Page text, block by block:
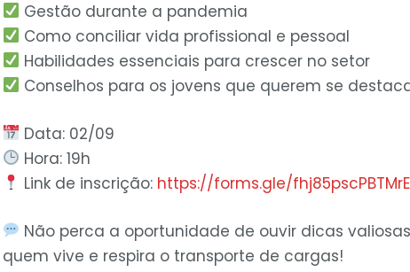
Gestão durante a pandemia
Como conciliar vida profissional e pessoal
Habilidades essenciais para crescer no setor
Conselhos para os jovens que querem se
Data: 02/09
Hora: 19h
Link de inscrição: https://forms.gle/
Não perca a oportunidade de ouvir dicas
quem vive e respira o transporte de cargas!